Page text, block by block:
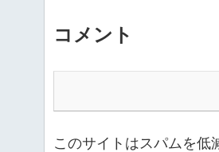
コメント
このサイトはスパムを低